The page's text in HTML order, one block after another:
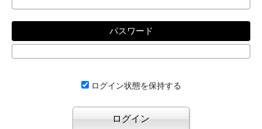
パスワード
ログイン状態を保持する